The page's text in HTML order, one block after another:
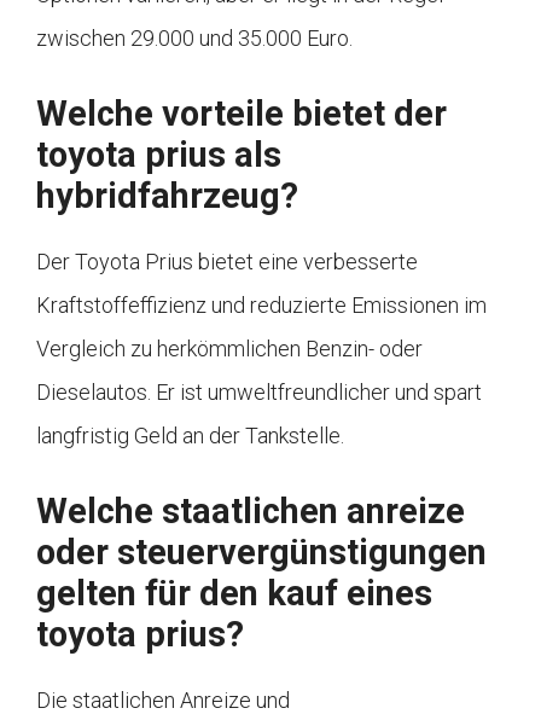
zwischen 29.000 und 35.000 Euro.
Welche vorteile bietet der
toyota prius als
hybridfahrzeug?
Der Toyota Prius bietet eine verbesserte
Kraftstoffeffizienz und reduzierte Emissionen im
Vergleich zu herkömmlichen Benzin- oder
Dieselautos. Er ist umweltfreundlicher und spart
langfristig Geld an der Tankstelle.
Welche staatlichen anreize
oder steuervergünstigungen
gelten für den kauf eines
toyota prius?
Die staatlichen Anreize und